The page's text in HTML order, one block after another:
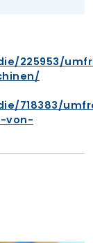
225953/
718383/
von-